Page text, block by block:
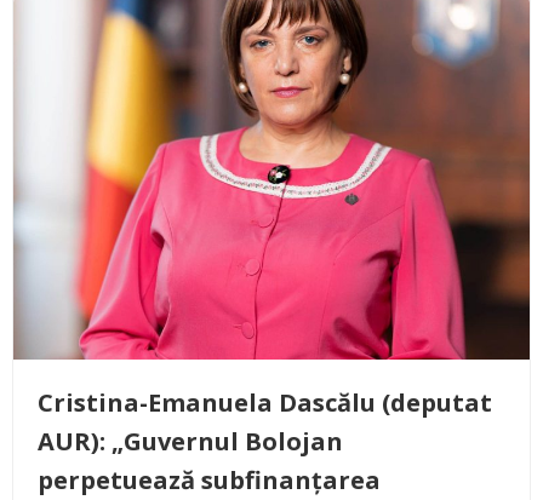
Cristina-Emanuela Dascălu (deputat
AUR): „Guvernul Bolojan
perpetuează subfinanțarea